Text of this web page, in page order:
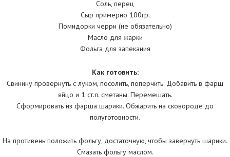
Соль, перец
Сыр примерно 100гр.
Помидорки черри (не обязательно)
Масло для жарки
Фольга для запекания
Как готовить:
Свинину провернуть с луком, посолить, поперчить. Добавить в фарш
яйцо и 1 ст.л. сметаны. Перемешать.
Сформировать из фарша шарики. Обжарить на сковороде до
полуготовности.
На противень положить фольгу, достаточную, чтобы завернуть шарики.
Смазать фольгу маслом.